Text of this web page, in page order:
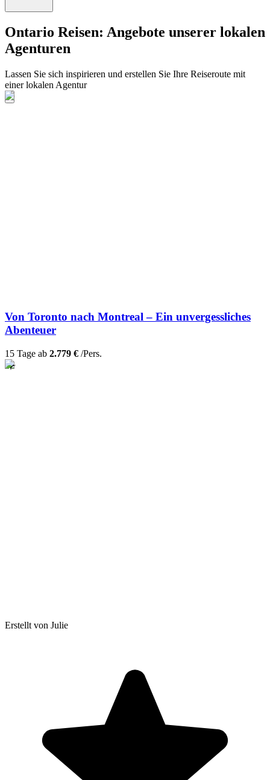
Ontario Reisen: Angebote unserer lokalen
Agenturen
Lassen Sie sich inspirieren und erstellen Sie Ihre Reiseroute mit
einer lokalen Agentur
Von Toronto nach Montreal – Ein unvergessliches
Abenteuer
15 Tage ab 2.779 € /Pers.
Erstellt von Julie